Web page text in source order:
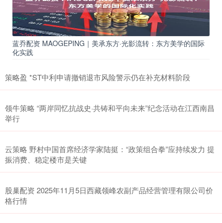
蓝乔配资 MAOGEPING｜美承东方·光影流转：东方美学的国际
化实践
策略盈 *ST中利申请撤销退市风险警示仍在补充材料阶段
领牛策略 “两岸同忆抗战史·共铸和平向未来”纪念活动在江西南昌
举行
云策略 野村中国首席经济学家陆挺：“政策组合拳”应持续发力 提
振消费、稳定楼市是关键
股巢配资 2025年11月5日西藏领峰农副产品经营管理有限公司价
格行情